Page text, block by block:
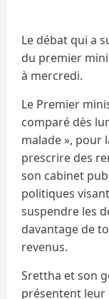
Le débat qui a
du premier
à mercredi.
Le Premier
comparé dès
malade », pour
prescrire des
son cabinet
politiques
suspendre les
davantage de
revenus.
Srettha et son
présentent